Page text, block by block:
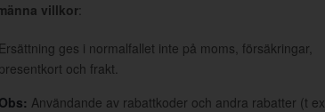
villkor:
Ersättning ges i normalfallet inte på moms, försäkringar,
presentkort och frakt.
Obs: Användande av rabattkoder och andra rabatter (t ex